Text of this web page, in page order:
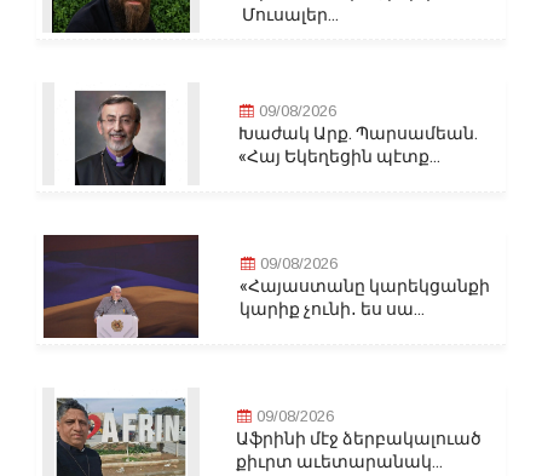
Մուսալեր...
09/08/2026
Խաժակ Արք. Պարսամեան.
«Հայ Եկեղեցին պէտք...
09/08/2026
«Հայաստանը կարեկցանքի
կարիք չունի․ ես սա...
09/08/2026
Աֆրինի մէջ ձերբակալուած
քիւրտ աւետարանակ...